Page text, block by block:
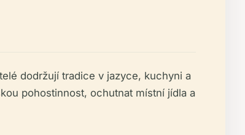
dodržují tradice v jazyce, kuchyni a
pohostinnost, ochutnat místní jídla a